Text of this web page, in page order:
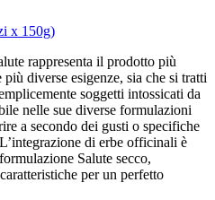
x 150g)
rappresenta il prodotto più
diverse esigenze, sia che si tratti
soggetti intossicati da
nelle sue diverse formulazioni
a secondo dei gusti o specifiche
di erbe officinali è
Salute secco,
per un perfetto